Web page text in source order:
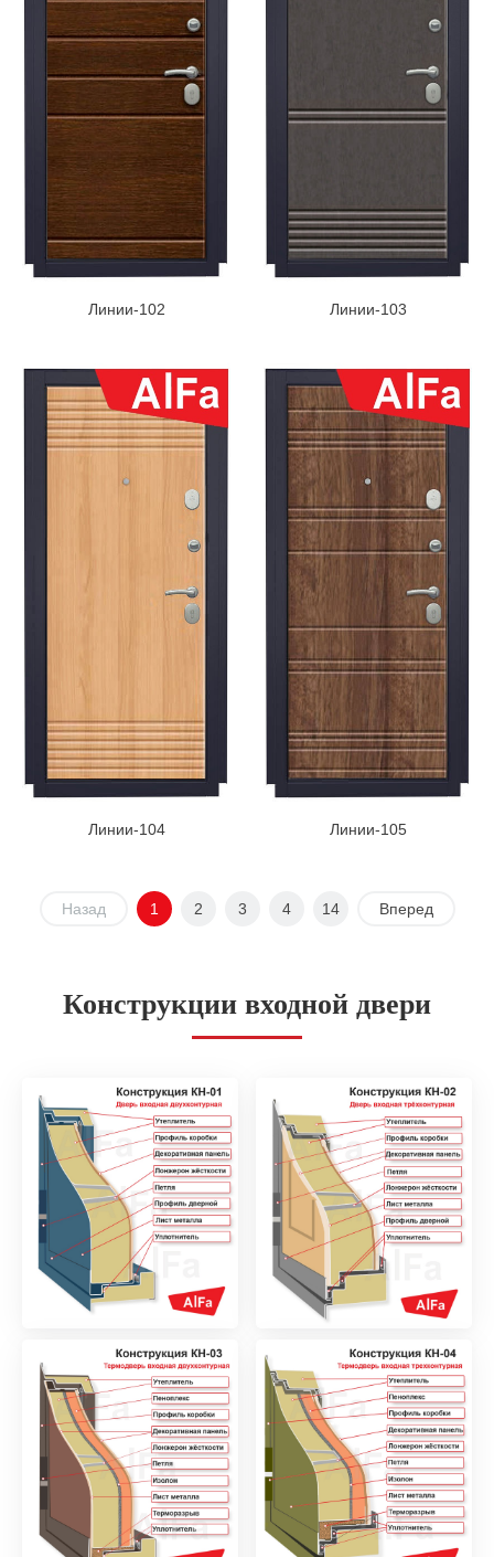
Линии-102 Линии-103
Линии-104 Линии-105
Назад 1 2 3 4 14 Вперед
Конструкции входной двери